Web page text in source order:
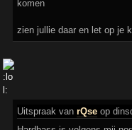
komen
zien jullie daar en let op je
Uitspraak vanrQse op